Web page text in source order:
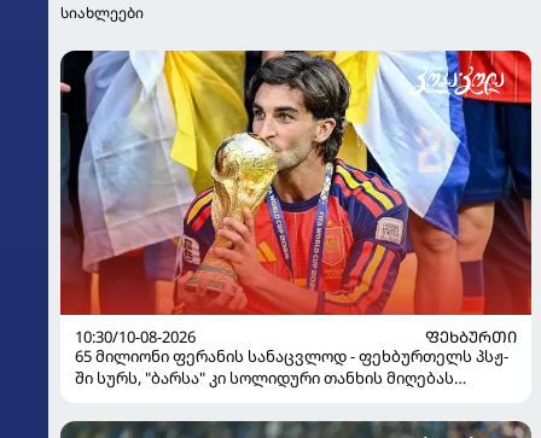
სიახლეები
10:30/10-08-2026
ᲤᲔᲮᲑᲣᲠᲗᲘ
65 მილიონი ფერანის სანაცვლოდ - ფეხბურთელს პსჟ-
ში სურს, "ბარსა" კი სოლიდური თანხის მიღებას